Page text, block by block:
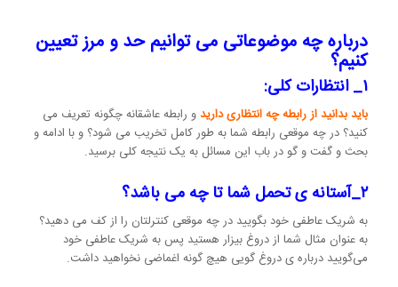
درباره چه موضوعاتی می توانیم حد و مرز تعیین
کنیم؟
۱_ انتظارات کلی:
باید بدانید از رابطه چه انتظاری داریدو رابطه عاشقانه چگونه تعریف می
کنید؟ در چه موقعی رابطه شما به طور کامل تخریب می شود؟ و با ادامه و
بحث و گفت و گو در باب این مسائل به یک نتیجه کلی برسید.
۲_آستانه ی تحمل شما تا چه می باشد؟
به شریک عاطفی خود بگویید در چه موقعی کنترلتان را از کف می دهید؟
به عنوان مثال شما از دروغ بیزار هستید پس به شریک عاطفی خود
می‌گویید درباره ی دروغ گویی هیچ گونه اغماضی نخواهید داشت.